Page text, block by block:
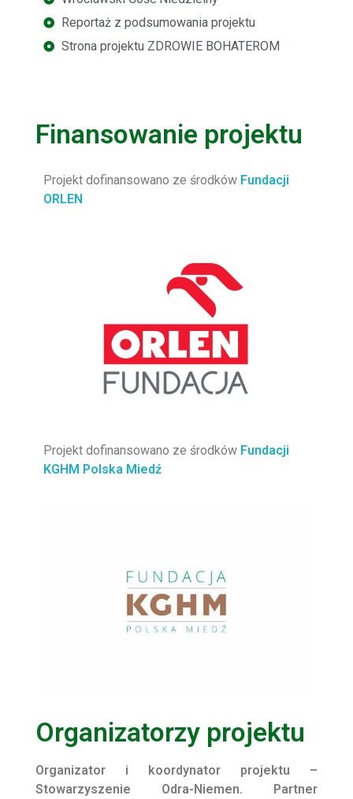
Reportaż z podsumowania projektu
Strona projektu ZDROWIE BOHATEROM
Finansowanie projektu
Projekt dofinansowano ze środków Fundacji
ORLEN
Projekt dofinansowano ze środków Fundacji
KGHM Polska Miedź
Organizatorzy projektu
Organizator i koordynator projektu –
Stowarzyszenie Odra-Niemen. Partner